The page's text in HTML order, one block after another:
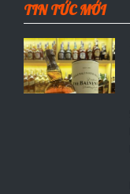
TIN TỨC MỚI